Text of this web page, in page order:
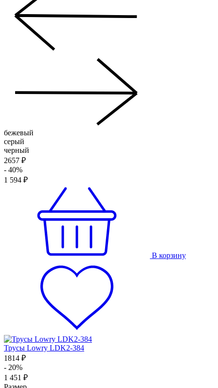
бежевый
серый
черный
2657 ₽
- 40%
1 594 ₽
В корзину
Трусы Lowry LDK2-384
1814 ₽
- 20%
1 451 ₽